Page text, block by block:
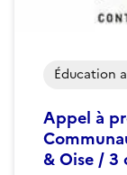
Appel à
& Oise / 3
Éducation